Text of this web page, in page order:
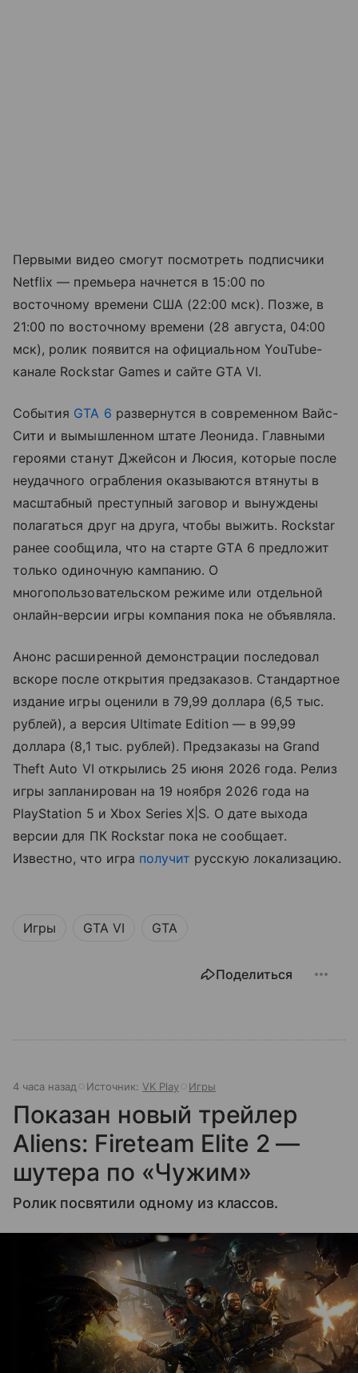
Первыми видео смогут посмотреть подписчики
Netflix — премьера начнется в 15:00 по
восточному времени США (22:00 мск). Позже, в
21:00 по восточному времени (28 августа, 04:00
мск), ролик появится на официальном YouTube-
канале Rockstar Games и сайте GTA VI.
События GTA 6 развернутся в современном Вайс-
Сити и вымышленном штате Леонида. Главными
героями станут Джейсон и Люсия, которые после
неудачного ограбления оказываются втянуты в
масштабный преступный заговор и вынуждены
полагаться друг на друга, чтобы выжить. Rockstar
ранее сообщила, что на старте GTA 6 предложит
только одиночную кампанию. О
многопользовательском режиме или отдельной
онлайн-версии игры компания пока не объявляла.
Анонс расширенной демонстрации последовал
вскоре после открытия предзаказов. Стандартное
издание игры оценили в 79,99 доллара (6,5 тыс.
рублей), а версия Ultimate Edition — в 99,99
доллара (8,1 тыс. рублей). Предзаказы на Grand
Theft Auto VI открылись 25 июня 2026 года. Релиз
игры запланирован на 19 ноября 2026 года на
PlayStation 5 и Xbox Series X|S. О дате выхода
версии для ПК Rockstar пока не сообщает.
Известно, что игра получит русскую локализацию.
Игры GTA VI GTA
Поделиться
4 часа назад Источник: VK Play Игры
Показан новый трейлер
Aliens: Fireteam Elite 2 —
шутера по «Чужим»
Ролик посвятили одному из классов.